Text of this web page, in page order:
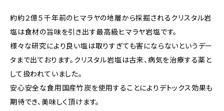
約約２億５千年前のヒマラヤの地層から採掘されるクリスタル岩
塩は食材の旨味を引き出す最高級ヒマラヤ岩塩です。
様々な研究により良い塩は取りすぎても害にならないというデー
タまで出ております。クリスタル岩塩は古来、病気を治療する薬と
して扱われていました。
安心安全な食用国産竹炭を使用することによりデトックス効果も
期待でき、美味しく頂けます。